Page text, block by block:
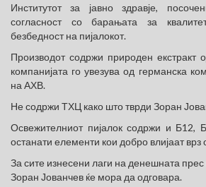
Институтот за јавно здравје,
согласност со барањата за
безбедност на пијалокот.
Производот содржи природен екстракт
компанијата го увезува од германска
на АХВ.
Не содржи ТХЦ како што тврди Зоран
Освежителниот пијалок содржи и Б12,
останати елементи кои добро влијаат врз
За сите изнесени лаги на денешната
Зоран Јованчев ќе мора да одговара.